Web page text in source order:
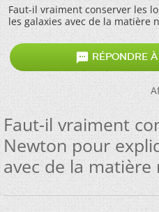
Faut-il vraiment conserver les
les galaxies avec de la matière
 RÉPONDRE
Faut-il vraiment
Newton pour
avec de la matière